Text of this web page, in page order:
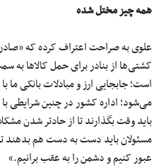
همه چیز مختل شده
علوی به صراحت اعتراف کرده که
کشتی‌ها از بنادر برای حمل کالاها به
است؛ جابجایی ارز و مبادلات بانکی
می‌شود؛ اداره کشور در چنین شرایطی
باید وقت بگذارند تا از حاد‌تر شدن
مسئولان باید دست به دست هم بدهند
عبور کنیم و دشمن را به عقب برانیم.»